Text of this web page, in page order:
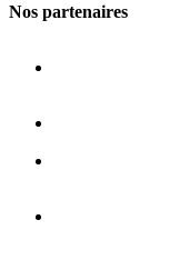
Nos partenaires